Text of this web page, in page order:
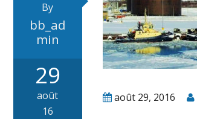
By
bb_ad
min
29
août
16
août 29, 2016